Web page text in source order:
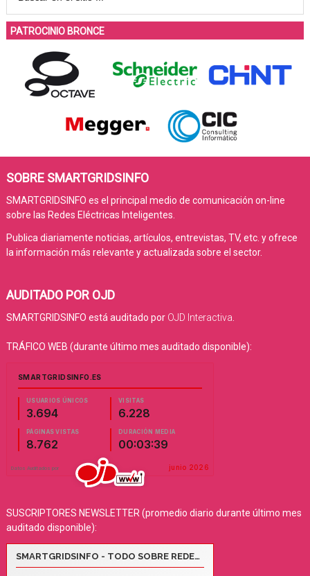
PATROCINIO BRONCE
SOBRE SMARTGRIDSINFO
SMARTGRIDSINFO es el principal medio de comunicación on-line
sobre las Redes Eléctricas Inteligentes.
Publica diariamente noticias, artículos, entrevistas, TV, etc. y ofrece
la información más relevante y actualizada sobre el sector.
AUDITADO POR OJD
SMARTGRIDSINFO está auditado por OJD Interactiva
TRÁFICO WEB (durante último mes auditado disponible):
SUSCRIPTORES NEWSLETTER (promedio diario durante último mes
auditado disponible):